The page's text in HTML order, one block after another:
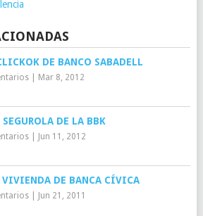
DE BANCO SABADELL
| Mar 8, 2012
DE LA BBK
| Jun 11, 2012
VIVIENDA DE BANCA CÍVICA
| Jun 21, 2011